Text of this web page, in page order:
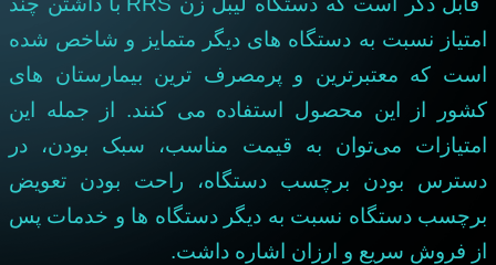
نسبت به دستگاه های دیگر متمایز و شاخص شده
که معتبرترین و پرمصرف ترین بیمارستان های
از این محصول استفاده می کنند. از جمله این
میتوان به قیمت مناسب، سبک بودن، در
بودن برچسب دستگاه، راحت بودن تعویض
دستگاه نسبت به دیگر دستگاه ها و خدمات پس
فروش سریع و ارزان اشاره داشت.